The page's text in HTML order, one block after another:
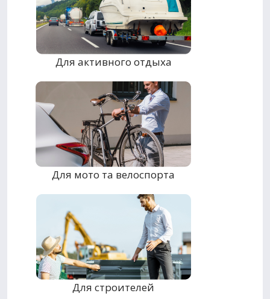
Для активного отдыха
Для мото та велоспорта
Для строителей